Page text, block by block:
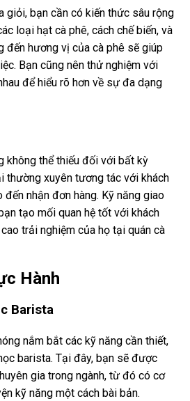
giỏi, bạn cần có kiến thức sâu rộng
loại hạt cà phê, cách chế biến, và
đến hương vị của cà phê sẽ giúp
Bạn cũng nên thử nghiệm với
để hiểu rõ hơn về sự đa dạng
không thể thiếu đối với bất kỳ
thường xuyên tương tác với khách
đến nhận đơn hàng. Kỹ năng giao
tạo mối quan hệ tốt với khách
trải nghiệm của họ tại quán cà
Hành
Barista
nắm bắt các kỹ năng cần thiết,
barista. Tại đây, bạn sẽ được
gia trong ngành, từ đó có cơ
kỹ năng một cách bài bản.